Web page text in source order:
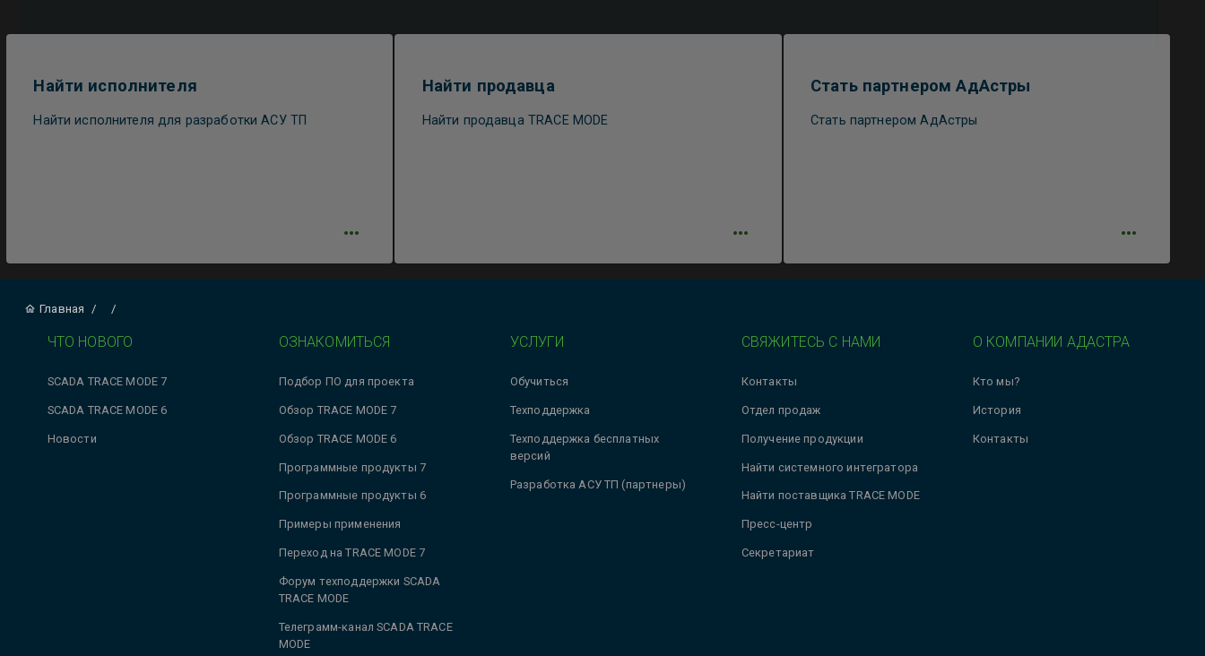
Найти исполнителя
Найти исполнителя для разработки АСУ ТП
Найти продавца
Найти продавца TRACE MODE
Стать партнером АдАстры
Стать партнером АдАстры
Главная / /
ЧТО НОВОГО
SCADA TRACE MODE 7
SCADA TRACE MODE 6
Новости
ОЗНАКОМИТЬСЯ
Подбор ПО для проекта
Обзор TRACE MODE 7
Обзор TRACE MODE 6
Программные продукты 7
Программные продукты 6
Примеры применения
Переход на TRACE MODE 7
Форум техподдержки SCADA
TRACE MODE
Телеграмм-канал SCADA TRACE
MODE
УСЛУГИ
Обучиться
Техподдержка
Техподдержка бесплатных
версий
Разработка АСУ ТП (партнеры)
СВЯЖИТЕСЬ С НАМИ
Контакты
Отдел продаж
Получение продукции
Найти системного интегратора
Найти поставщика TRACE MODE
Пресс-центр
Секретариат
О КОМПАНИИ АДАСТРА
Кто мы?
История
Контакты